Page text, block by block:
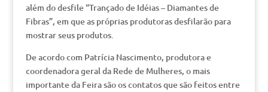
além do desfile “Trançado de Idéias – Diamantes de
Fibras”, em que as próprias produtoras desfilarão para
mostrar seus produtos.
De acordo com Patrícia Nascimento, produtora e
coordenadora geral da Rede de Mulheres, o mais
importante da Feira são os contatos que são feitos entre